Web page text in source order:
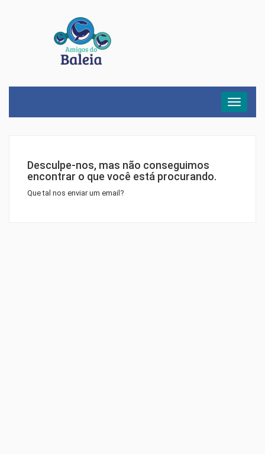
Menu
Desculpe-nos, mas não conseguimos
encontrar o que você está procurando.
Que tal nos enviar um email?